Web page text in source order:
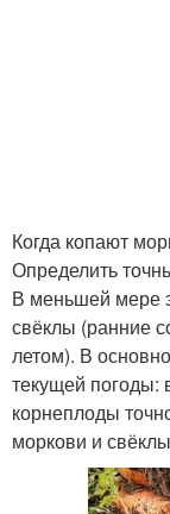
Когда копают
Определить
В меньшей мере
свёклы (ранние
летом). В
текущей погоды:
корнеплоды
моркови и